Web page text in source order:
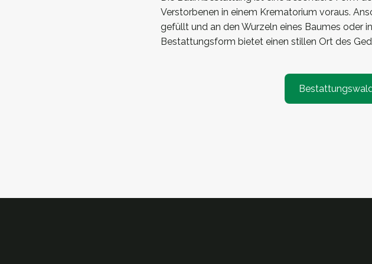
Verstorbenen in einem Krematorium voraus.
gefüllt und an den Wurzeln eines Baumes oder
Bestattungsform bietet einen stillen Ort des